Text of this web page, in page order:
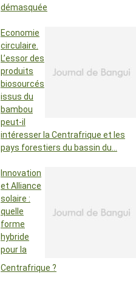
démasquée
Economie
circulaire.
L’essor des
produits
biosourcés
issus du
bambou
peut-il
intéresser la Centrafrique et les
pays forestiers du bassin du…
Innovation
et Alliance
solaire :
quelle
forme
hybride
pour la
Centrafrique ?